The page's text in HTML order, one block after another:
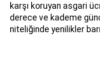
karşı koruyan asgari
derece ve kademe
niteliğinde yenilikler